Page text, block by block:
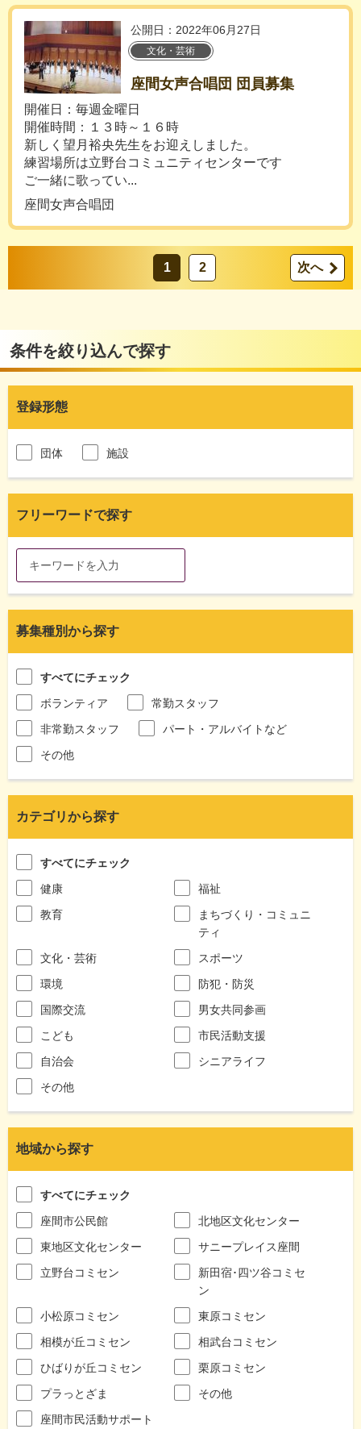
公開日：2022年06月27日
文化・芸術
座間女声合唱団 団員募集
開催日：毎週金曜日
開催時間：１３時～１６時
新しく望月裕央先生をお迎えしました。
練習場所は立野台コミュニティセンターです
ご一緒に歌ってい...
座間女声合唱団
1 2 次へ
条件を絞り込んで探す
登録形態
団体 施設
フリーワードで探す
募集種別から探す
すべてにチェック
ボランティア
常勤スタッフ
非常勤スタッフ
パート・アルバイトなど
その他
カテゴリから探す
すべてにチェック
健康
福祉
教育
まちづくり・コミュニ
ティ
文化・芸術
スポーツ
環境
防犯・防災
国際交流
男女共同参画
こども
市民活動支援
自治会
シニアライフ
その他
地域から探す
すべてにチェック
座間市公民館
北地区文化センター
東地区文化センター
サニープレイス座間
立野台コミセン
新田宿･四ツ谷コミセ
ン
小松原コミセン
東原コミセン
相模が丘コミセン
相武台コミセン
ひばりが丘コミセン
栗原コミセン
プラっとざま
その他
座間市民活動サポート